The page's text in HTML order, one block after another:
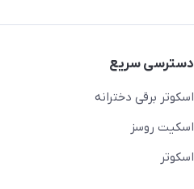
دسترسی سریع
اسکوتر برقی دخترانه
اسکیت روسز
اسکوتر